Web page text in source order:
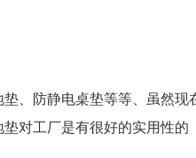
、防静电桌垫等等、虽然
对工厂是有很好的实用性的